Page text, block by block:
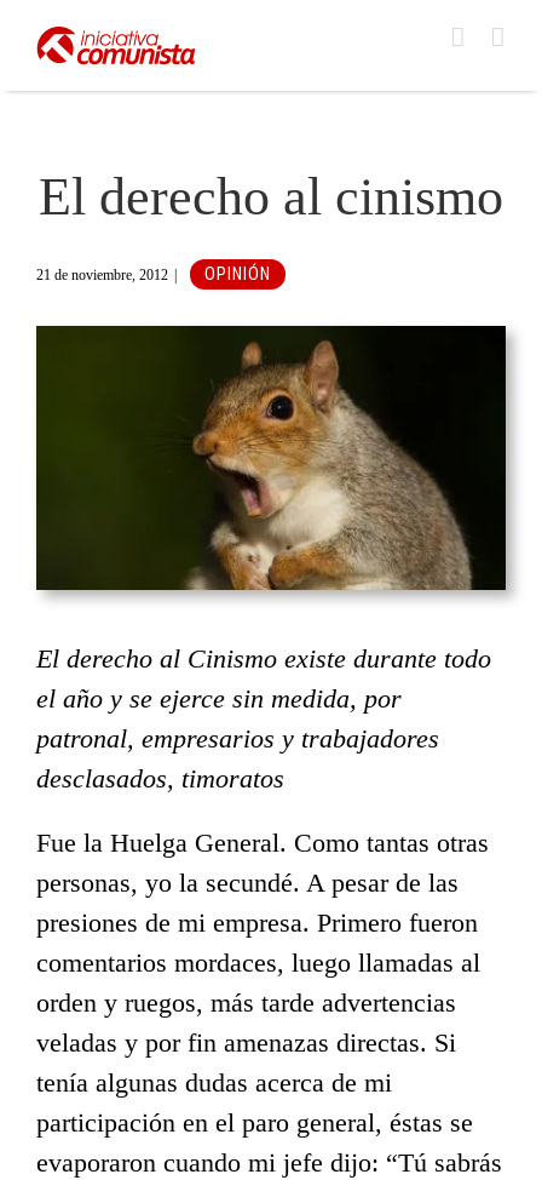
contenido
El derecho al cinismo
21 de noviembre, 2012 OPINIÓN
El derecho al Cinismo existe durante todo
el año y se ejerce sin medida, por
patronal, empresarios y trabajadores
desclasados, timoratos
Fue la Huelga General. Como tantas otras
personas, yo la secundé. A pesar de las
presiones de mi empresa. Primero fueron
comentarios mordaces, luego llamadas al
orden y ruegos, más tarde advertencias
veladas y por fin amenazas directas. Si
tenía algunas dudas acerca de mi
participación en el paro general, éstas se
evaporaron cuando mi jefe dijo: “Tú sabrás